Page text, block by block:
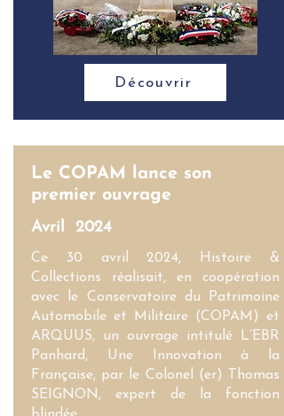
Découvrir
Le COPAM lance son
premier ouvrage
Avril 2024
Ce 30 avril 2024, Histoire &
Collections réalisait, en coopération
avec le Conservatoire du Patrimoine
Automobile et Militaire (COPAM) et
ARQUUS, un ouvrage intitulé L’EBR
Panhard, Une Innovation à la
Française, par le Colonel (er) Thomas
SEIGNON, expert de la fonction